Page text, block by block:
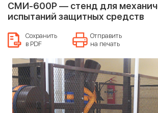
СМИ-600Р — стенд для
испытаний защитных средств
Сохранить
в PDF
Отправить
на печать